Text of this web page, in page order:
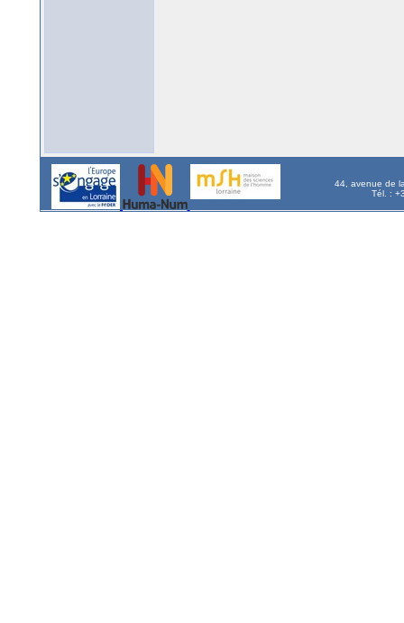
44, avenue de
Tél. :